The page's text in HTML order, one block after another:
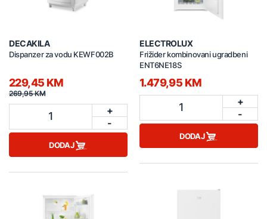
DECAKILA
Dispanzer za vodu KEWF002B
229,45 KM
269,95 KM
1
+
-
DODAJ
ELECTROLUX
Frižider kombinovani ugradbeni
ENT6NE18S
1.479,95 KM
1
+
-
DODAJ